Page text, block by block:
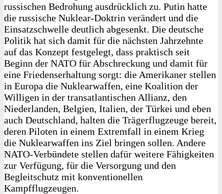
russischen Bedrohung ausdrücklich zu. Putin hatte
die russische Nuklear-Doktrin verändert und die
Einsatzschwelle deutlich abgesenkt. Die deutsche
Politik hat sich damit für die nächsten Jahrzehnte
auf das Konzept festgelegt, dass praktisch seit
Beginn der NATO für Abschreckung und damit für
eine Friedenserhaltung sorgt: die Amerikaner stellen
in Europa die Nuklearwaffen, eine Koalition der
Willigen in der transatlantischen Allianz, den
Niederlanden, Belgien, Italien, der Türkei und eben
auch Deutschland, halten die Trägerflugzeuge bereit,
deren Piloten in einem Extremfall in einem Krieg
die Nuklearwaffen ins Ziel bringen sollen. Andere
NATO-Verbündete stellen dafür weitere Fähigkeiten
zur Verfügung, für die Versorgung und den
Begleitschutz mit konventionellen
Kampfflugzeugen.